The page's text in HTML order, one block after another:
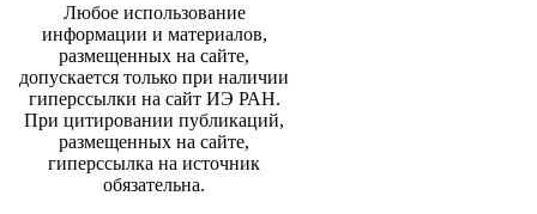
Любое использование
информации и материалов,
размещенных на сайте,
допускается только при наличии
гиперссылки на сайт ИЭ РАН.
При цитировании публикаций,
размещенных на сайте,
гиперссылка на источник
обязательна.